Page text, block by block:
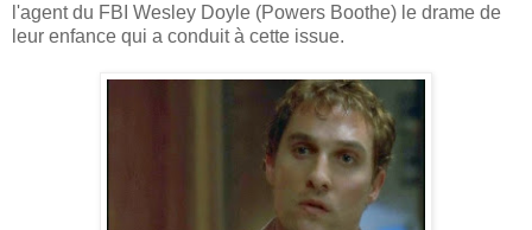
l'agent du FBI Wesley Doyle (Powers Boothe) le drame de
leur enfance qui a conduit à cette issue.